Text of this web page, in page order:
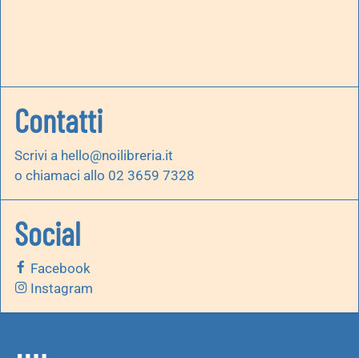
Contatti
Scrivi a hello@noilibreria.it
o chiamaci allo 02 3659 7328
Social
Facebook
Instagram